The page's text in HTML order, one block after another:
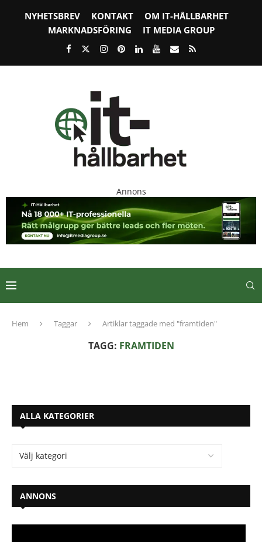
NYHETSBREV KONTAKT
OM IT-HÅLLBARHET
MARKNADSFÖRING
IT MEDIA GROUP
Annons
Hem Taggar Artiklar taggade med "framtiden"
TAGG: FRAMTIDEN
ALLA KATEGORIER
ANNONS